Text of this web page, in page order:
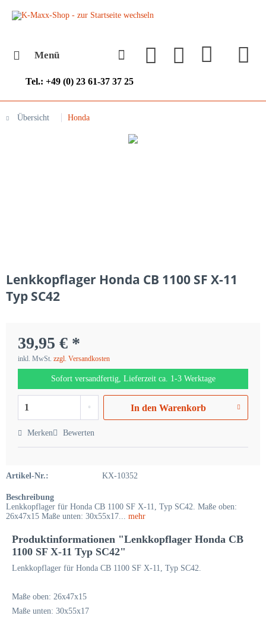
Tel.: +49 (0) 23 61-37 37 25
Menü
Übersicht Honda
Lenkkopflager Honda CB 1100 SF X-11
Typ SC42
39,95 € *
inkl. MwSt. zzgl. Versandkosten
Sofort versandfertig, Lieferzeit ca. 1-3 Werktage
In den Warenkorb
Merken Bewerten
Artikel-Nr.: KX-10352
Beschreibung
Lenkkopflager für Honda CB 1100 SF X-11, Typ SC42. Maße oben:
26x47x15 Maße unten: 30x55x17... mehr
Produktinformationen "Lenkkopflager Honda CB
1100 SF X-11 Typ SC42"
Lenkkopflager für Honda CB 1100 SF X-11, Typ SC42.
Maße oben: 26x47x15
Maße unten: 30x55x17